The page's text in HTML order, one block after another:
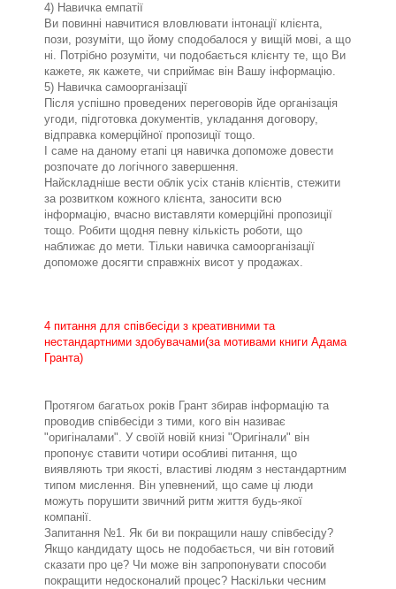
4) Навичка емпатії
Ви повинні навчитися вловлювати інтонації клієнта,
пози, розуміти, що йому сподобалося у вищій мові, а що
ні. Потрібно розуміти, чи подобається клієнту те, що Ви
кажете, як кажете, чи сприймає він Вашу інформацію.
5) Навичка самоорганізації
Після успішно проведених переговорів йде організація
угоди, підготовка документів, укладання договору,
відправка комерційної пропозиції тощо.
І саме на даному етапі ця навичка допоможе довести
розпочате до логічного завершення.
Найскладніше вести облік усіх станів клієнтів, стежити
за розвитком кожного клієнта, заносити всю
інформацію, вчасно виставляти комерційні пропозиції
тощо. Робити щодня певну кількість роботи, що
наближає до мети. Тільки навичка самоорганізації
допоможе досягти справжніх висот у продажах.
4 питання для співбесіди з креативними та
нестандартними здобувачами(за мотивами книги Адама
Гранта)
Протягом багатьох років Грант збирав інформацію та
проводив співбесіди з тими, кого він називає
"оригіналами". У своїй новій книзі "Оригінали" він
пропонує ставити чотири особливі питання, що
виявляють три якості, властиві людям з нестандартним
типом мислення. Він упевнений, що саме ці люди
можуть порушити звичний ритм життя будь-якої
компанії.
Запитання №1. Як би ви покращили нашу співбесіду?
Якщо кандидату щось не подобається, чи він готовий
сказати про це? Чи може він запропонувати способи
покращити недосконалий процес? Наскільки чесним